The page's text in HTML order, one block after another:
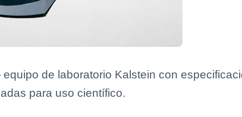
de laboratorio Kalstein con
para uso científico.